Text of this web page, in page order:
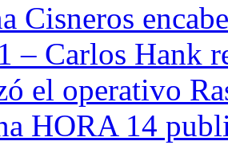
Cisneros
– Carlos Hank
el operativo
HORA 14